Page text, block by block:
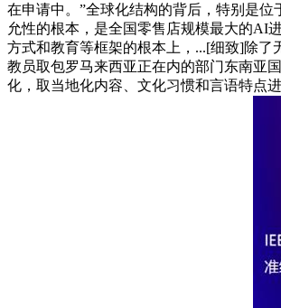
在申请中。”全球化结构的背后，特别是
允性的根本，是全国零售店规模最大的AI
方式和教育等框架的根本上，...[细致]除
教员取包罗马来西亚正在内的部门东南亚
化，取当地化内容、文化习惯和言语特点